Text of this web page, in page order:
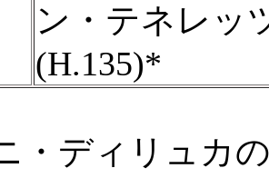
ン・テネレッ
(H.135)*
・ディリュカ